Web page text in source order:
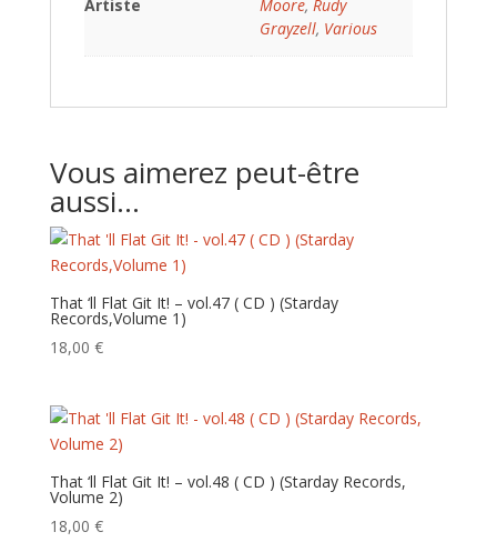
Artiste Moore, Rudy
Grayzell, Various
Vous aimerez peut-être
aussi…
That ‘ll Flat Git It! – vol.47 ( CD ) (Starday
Records,Volume 1)
18,00 €
That ‘ll Flat Git It! – vol.48 ( CD ) (Starday Records,
Volume 2)
18,00 €